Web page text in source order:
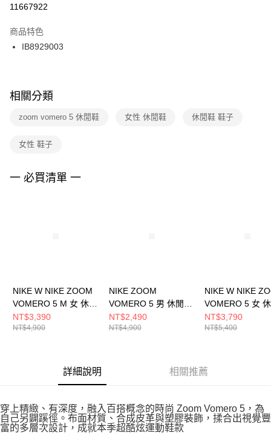
１．於結帳方式選擇「AFTEE先享後付」後，將跳轉至「AFTEE先享後付」
２．訂單成立數日內，您將收到繳費通知簡訊。
３．收到繳費通知簡訊後14天內，點擊此簡訊中的連結，可透過四大超商／
ATM／網路銀行／等多元方式進行付款，方視為交易完成。
※ 交易是否成功請以「AFTEE先享後付 」之結帳頁面顯示為準，若有關於
是否繳費成功／繳費後需取消欲退款等相關疑問，請聯繫「AFTEE先享後付
客戶支援中心」https://netprotections.freshdesk.com/support/home
１．透過由恩沛科技股份有限公司提供之「AFTEE先享後付」服務完成之交
２．關於個人資料處理事宜，請瀏覽以下網址：
每筆NT$100，滿NT$1,500(含以上)免運費
付款後門市自取
每筆NT$100，滿NT$1,500(含以上)免運費
11667922
商品特色
IB8929003
相關分類
zoom vomero 5 休閒鞋 女性 休閒鞋 休閒鞋 鞋子
女性 鞋子
一 必買清單 一
NIKE W NIKE ZOOM
VOMERO 5 M 女 休閒
鞋 IB7253500
NT$3,390
NT$4,900
NIKE ZOOM
VOMERO 5 男 休閒鞋
HQ3643019
NT$2,490
NT$4,900
NIKE W NIKE
VOMERO 5 女
HF7723100
NT$3,790
NT$5,400
詳細說明 相關推薦
穿上精緻、有深度，融入百搭概念的時尚 Zoom Vomero 5，為
自己另闢蹊徑。布面材質、合成皮革與塑膠裝飾，揉合出視覺豐
富的多層次設計，成就本季超酷炫運動鞋款